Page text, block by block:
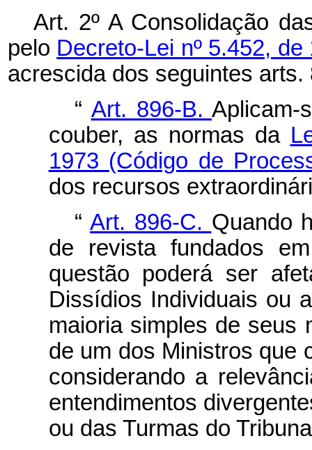
Art. 2º A Consolidação
pelo Decreto-Lei nº 5.452,
acrescida dos seguintes arts.
“ Art. 896-B.Aplicam-
couber, as normas da
1973 (Código de
dos recursos
“Art. 896-C. Quando
de revista fundados
questão poderá ser
Dissídios Individuais ou
maioria simples de seus
de um dos Ministros que
considerando a
entendimentos
ou das Turmas do